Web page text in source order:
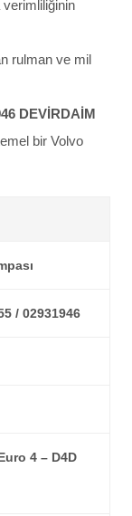
rulman ve mil
DEVİRDAİM
bir Volvo
/ 02931946
4 – D4D